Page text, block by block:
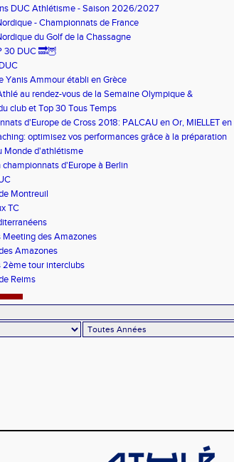
DUC Athlétisme - Saison 2026/2027
- Championnats de France
du Golf de la Chassagne
30 DUC 🔜🦉
Yanis Ammour établi en Grèce
au rendez-vous de la Semaine Olympique &
et du dispositif pilote "Jeux Bouge"
club et Top 30 Tous Temps
d'Europe de Cross 2018: PALCAU en Or, MIELLET en
optimisez vos performances grâce à la préparation
Monde d'athlétisme
championnats d'Europe à Berlin
Montreuil
TC
Meeting des Amazones
Amazones
2ème tour interclubs
Reims